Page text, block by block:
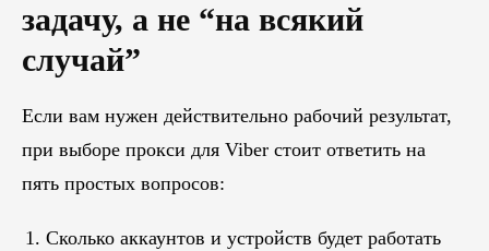
задачу, а не “на всякий
случай”
Если вам нужен действительно рабочий результат,
при выборе прокси для Viber стоит ответить на
пять простых вопросов:
Сколько аккаунтов и устройств будет работать